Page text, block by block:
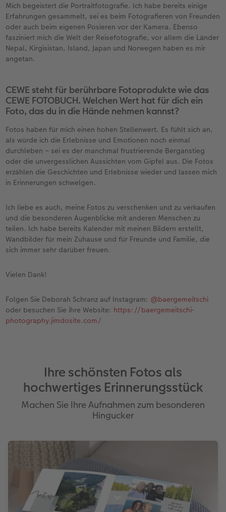
Mich begeistert die Portraitfotografie. Ich habe bereits einige
Erfahrungen gesammelt, sei es beim Fotografieren von Freunden
oder auch beim eigenen Posieren vor der Kamera. Ebenso
fasziniert mich die Welt der Reisefotografie, vor allem die Länder
Nepal, Kirgisistan, Island, Japan und Norwegen haben es mir
angetan.
CEWE steht für berührbare Fotoprodukte wie das
CEWE FOTOBUCH. Welchen Wert hat für dich ein
Foto, das du in die Hände nehmen kannst?
Fotos haben für mich einen hohen Stellenwert. Es fühlt sich an,
als würde ich die Erlebnisse und Emotionen noch einmal
durchleben – sei es der manchmal frustrierende Berganstieg
oder die unvergesslichen Aussichten vom Gipfel aus. Die Fotos
erzählen die Geschichten und Erlebnisse wieder und lassen mich
in Erinnerungen schwelgen.
Ich liebe es auch, meine Fotos zu verschenken und zu verkaufen
und die besonderen Augenblicke mit anderen Menschen zu
teilen. Ich habe bereits Kalender mit meinen Bildern erstellt,
Wandbilder für mein Zuhause und für Freunde und Familie, die
sich immer sehr darüber freuen.
Vielen Dank!
Folgen Sie Deborah Schranz auf Instagram: @baergemeitschi
oder besuchen Sie ihre Website: https://baergemeitschi-
photography.jimdosite.com/
Ihre schönsten Fotos als
hochwertiges Erinnerungsstück
Machen Sie Ihre Aufnahmen zum besonderen
Hingucker